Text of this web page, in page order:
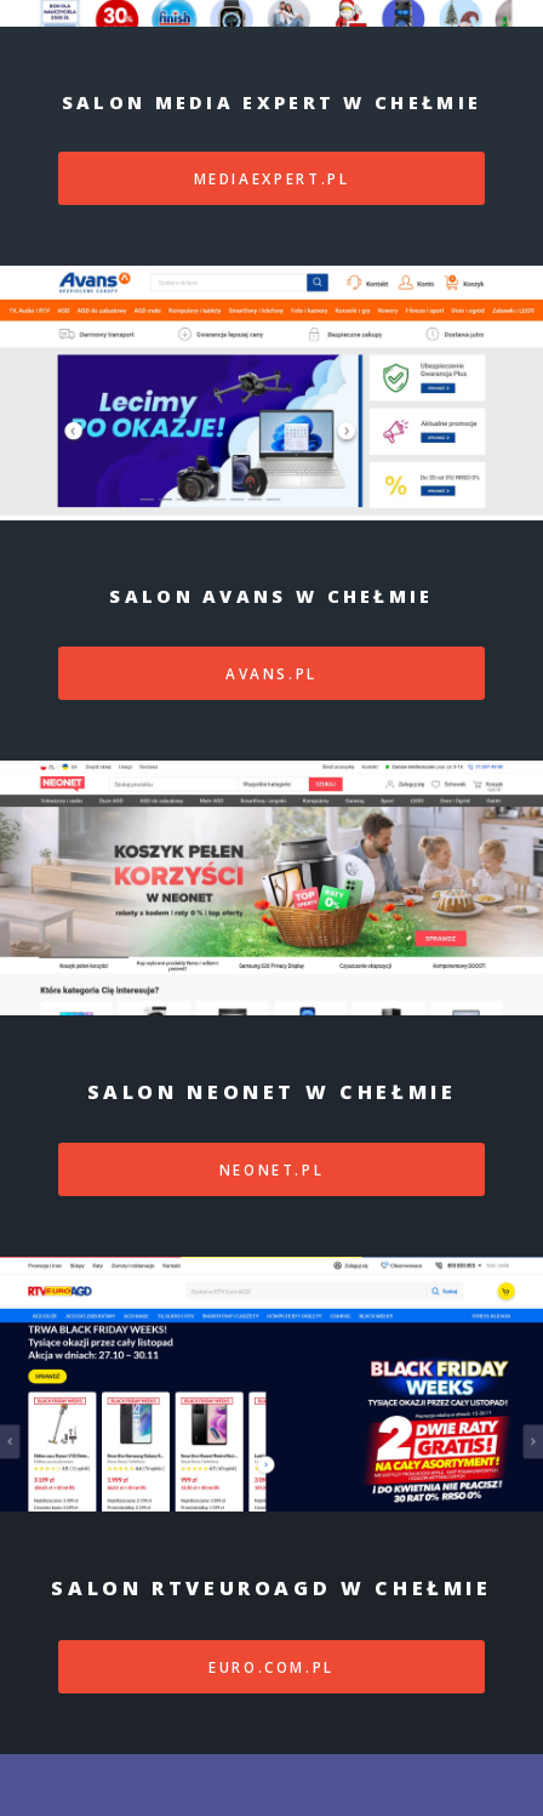
SALON MEDIA EXPERT W CHEŁMIE
MEDIAEXPERT.PL
SALON AVANS W CHEŁMIE
AVANS.PL
SALON NEONET W CHEŁMIE
NEONET.PL
SALON RTVEUROAGD W CHEŁMIE
EURO.COM.PL